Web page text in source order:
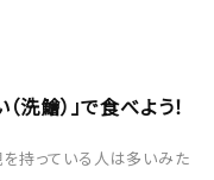
洗鱠）」で食べよう！
持っている人は多いみた